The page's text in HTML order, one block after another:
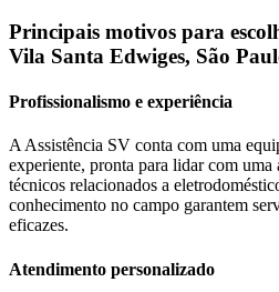
Principais motivos para
Vila Santa Edwiges, São
Profissionalismo e experiência
A Assistência SV conta com uma
experiente, pronta para lidar com uma
técnicos relacionados a
conhecimento no campo garantem
eficazes.
Atendimento personalizado